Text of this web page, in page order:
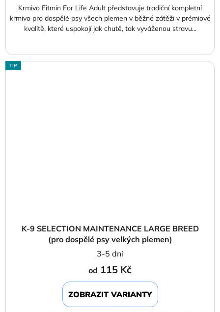
Krmivo Fitmin For Life Adult představuje tradiční kompletní
krmivo pro dospělé psy všech plemen v běžné zátěži v prémiové
kvalitě, které uspokojí jak chutě, tak vyváženou stravu...
TIP
K-9 SELECTION MAINTENANCE LARGE BREED
(pro dospělé psy velkých plemen)
3-5 dní
od 115 Kč
ZOBRAZIT VARIANTY